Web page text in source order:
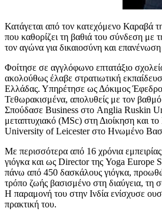
Κατάγεται από τον κατεχόμενο Καραβά
που καθορίζει τη βαθιά του σύνδεση με
τον αγώνα για δικαιοσύνη και επανένωση
Φοίτησε σε αγγλόφωνο επτατάξιο
ακολούθως έλαβε στρατιωτική
Ελλάδας. Υπηρέτησε ως Δόκιμος
Τεθωρακισμένα, απολυθείς με τον
Σπούδασε Business στο Anglia Ruskin
μεταπτυχιακό (MSc) στη Διοίκηση και
University of Leicester στο Ηνωμένο
Με περισσότερα από 16 χρόνια
γιόγκα και ως Director της Yoga Europe
πάνω από 450 δασκάλους γιόγκα,
τρόπο ζωής βασισμένο στη διαύγεια, τη
Η παραμονή του στην Ινδία ενίσχυσε
πρακτική του.